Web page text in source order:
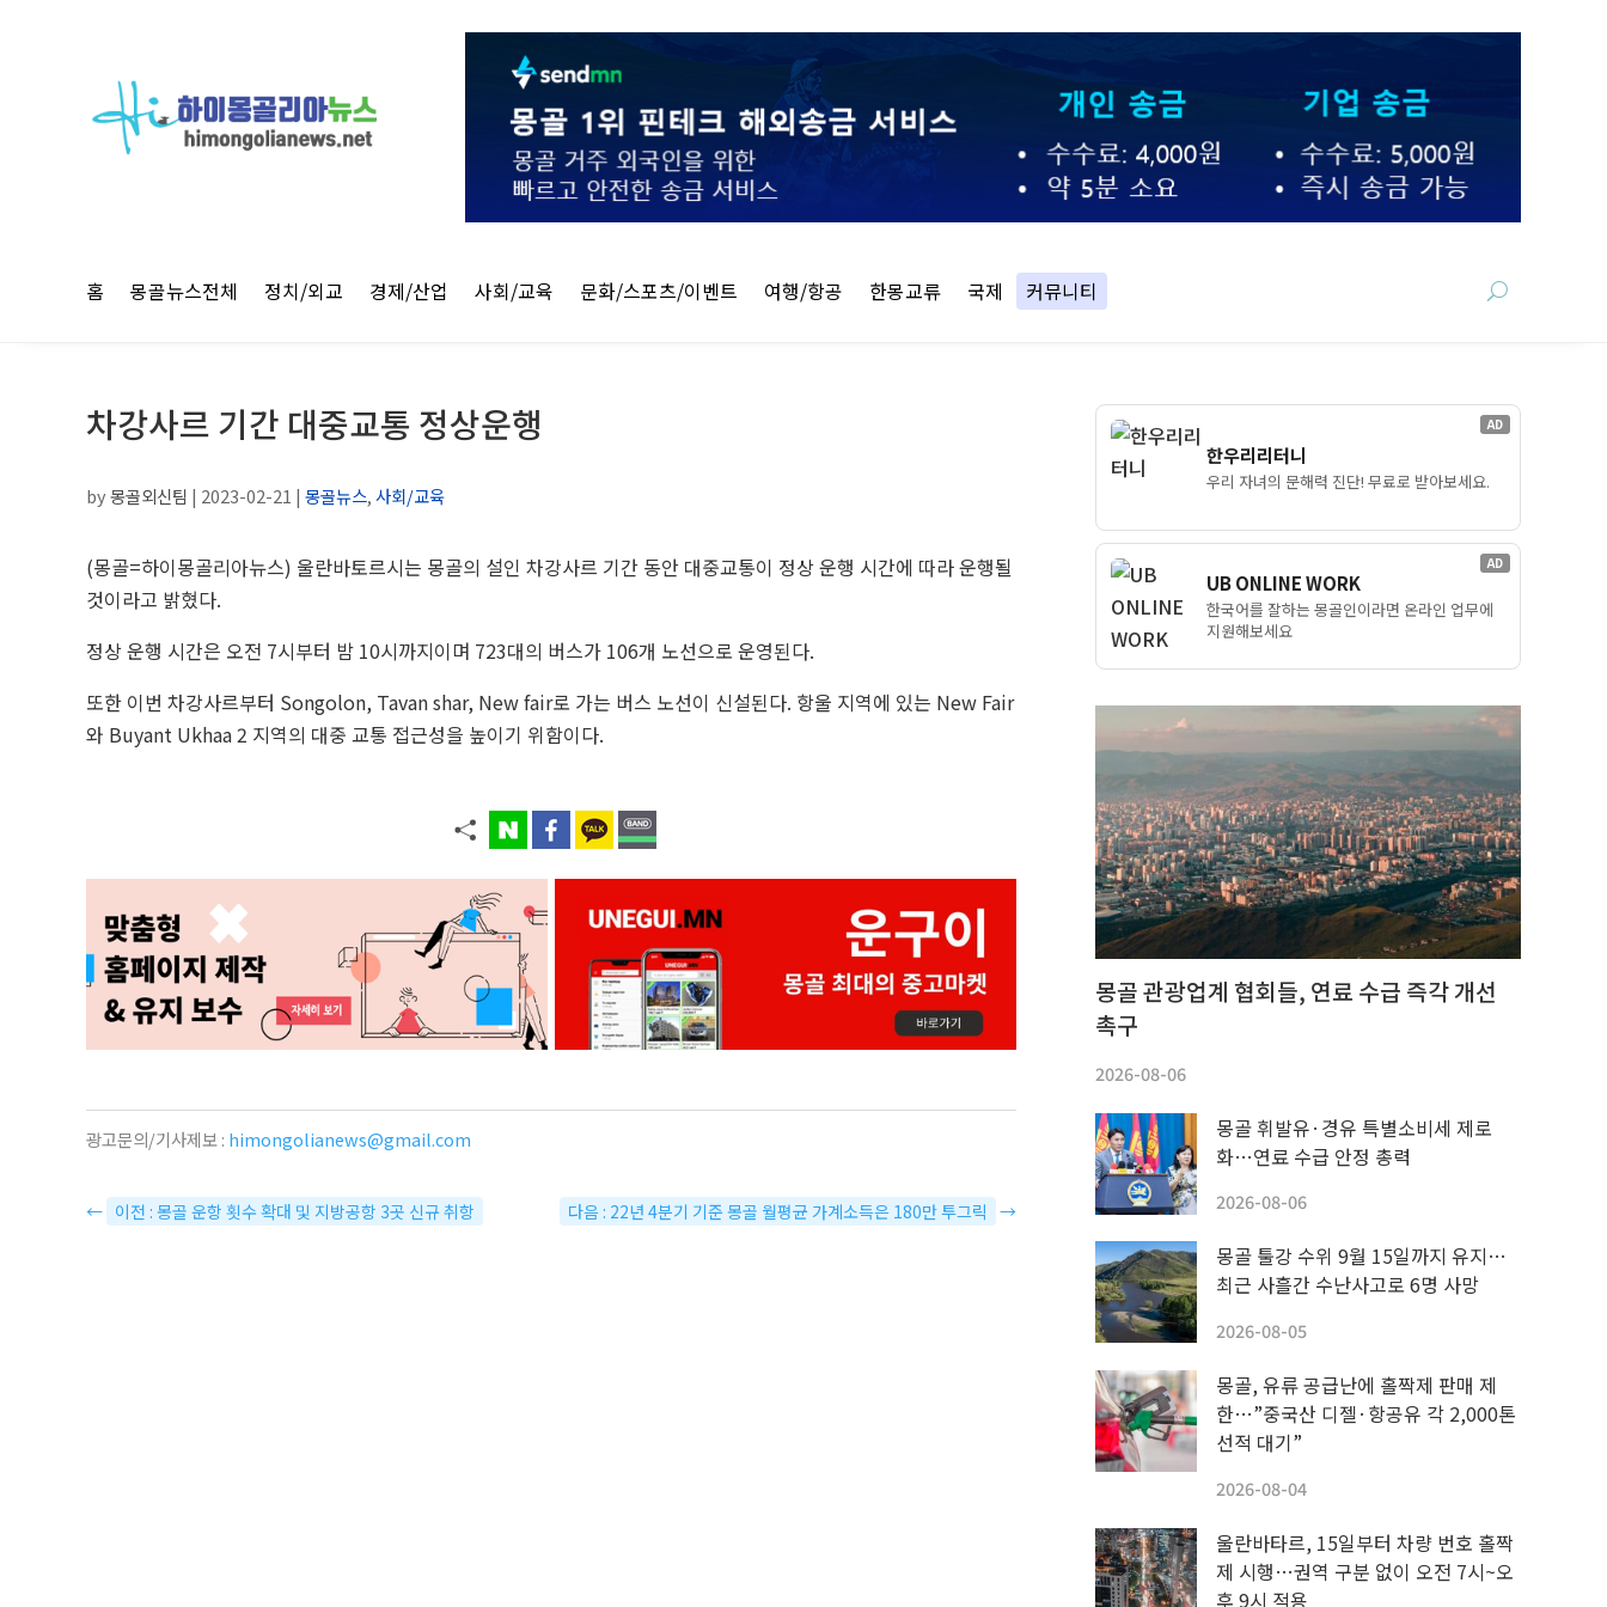
홈 몽골뉴스전체 정치/외교 경제/산업 사회/교육 문화/스포츠/이벤트 여행/항공 한몽교류 국제 커뮤니티
차강사르 기간 대중교통 정상운행
by몽골외신팀 | 2023-02-21 | 몽골뉴스,사회/교육
(몽골=하이몽골리아뉴스) 울란바토르시는 몽골의 설인 차강사르 기간 동안 대중교통이 정상 운행 시간에 따라 운행될
것이라고 밝혔다.
정상 운행 시간은 오전 7시부터 밤 10시까지이며 723대의 버스가 106개 노선으로 운영된다.
또한 이번 차강사르부터 Songolon, Tavan shar, New fair로 가는 버스 노선이 신설된다. 항울 지역에 있는 New Fair
와 Buyant Ukhaa 2 지역의 대중 교통 접근성을 높이기 위함이다.
광고문의/기사제보 : himongolianews@gmail.com
← 이전 : 몽골 운항 횟수 확대 및 지방공항 3곳 신규 취항 다음 : 22년 4분기 기준 몽골 월평균 가계소득은 180만 투그릭 →
AD
한우리리터니
우리 자녀의 문해력 진단! 무료로 받아보세요.
AD
UB ONLINE WORK
한국어를 잘하는 몽골인이라면 온라인 업무에
지원해보세요
몽골 관광업계 협회들, 연료 수급 즉각 개선
촉구
2026-08-06
몽골 휘발유·경유 특별소비세 제로
화…연료 수급 안정 총력
2026-08-06
몽골 툴강 수위 9월 15일까지 유지…
최근 사흘간 수난사고로 6명 사망
2026-08-05
몽골, 유류 공급난에 홀짝제 판매 제
한…”중국산 디젤·항공유 각 2,000톤
선적 대기”
2026-08-04
울란바타르, 15일부터 차량 번호 홀짝
제 시행…권역 구분 없이 오전 7시~오
후 9시 적용